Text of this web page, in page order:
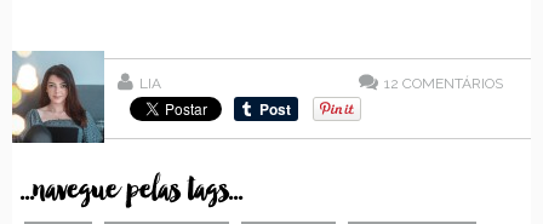
LIA 12 COMENTÁRIOS
...navegue pelas tags...